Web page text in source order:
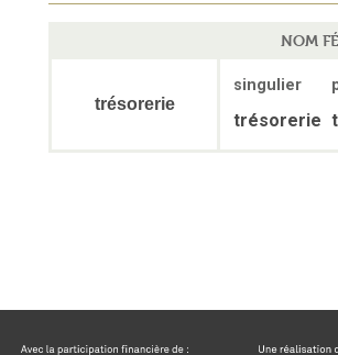
NOM
trésorerie
singulier
trésorerie